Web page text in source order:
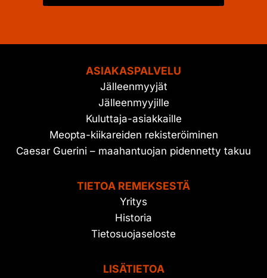
ASIAKASPALVELU
Jälleenmyyjät
Jälleenmyyjille
Kuluttaja-asiakkaille
Meopta-kiikareiden rekisteröiminen
Caesar Guerini – maahantuojan pidennetty takuu
TIETOA REMEKSESTÄ
Yritys
Historia
Tietosuojaseloste
LISÄTIETOA